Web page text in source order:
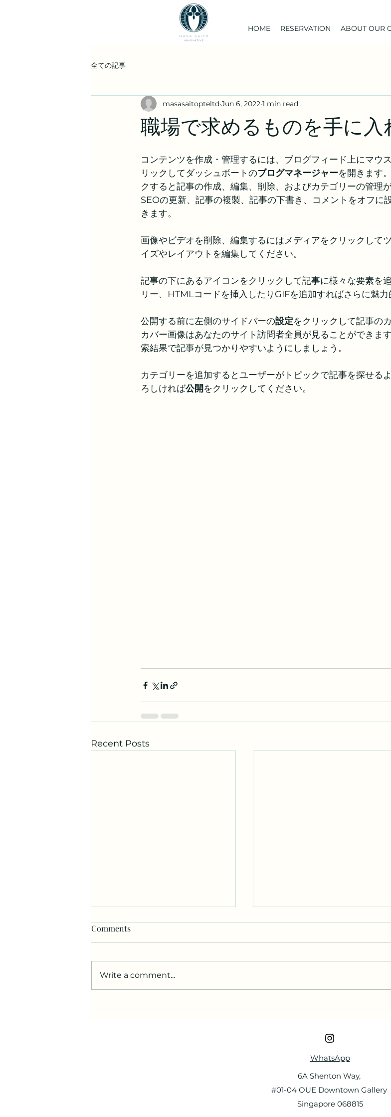
HOME RESERVATION ABOUT OUR
全ての記事
職場で求めるものを手に入
masasaitopteltd Jun 6, 2022 1 min read
コンテンツを作成・管理するには、ブログフィード上にマウ
リックしてダッシュボートのブログマネージャーを開きます
クすると記事の作成、編集、削除、およびカテゴリーの管理
SEOの更新、記事の複製、記事の下書き、コメントをオフに
きます。
画像やビデオを削除、編集するにはメディアをクリックして
イズやレイアウトを編集してください。
記事の下にあるアイコンをクリックして記事に様々な要素を
リー、HTMLコードを挿入したりGIFを追加すればさらに魅力
公開する前に左側のサイドバーの設定をクリックして記事の
カバー画像はあなたのサイト訪問者全員が見ることができま
索結果で記事が見つかりやすいようにしましょう。
カテゴリーを追加するとユーザーがトピックで記事を探せる
ろしければ公開をクリックしてください。
Recent Posts
Comments
Write a comment...
WhatsApp
6A Shenton Way,
#01-04 OUE Downtown Gallery
Singapore 068815